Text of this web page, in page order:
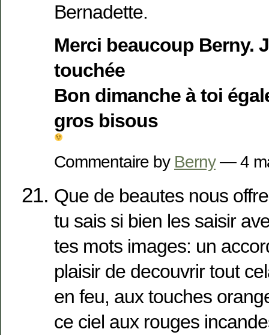
Bernadette.
Merci beaucoup Berny.
touchée
Bon dimanche à toi
gros bisous
Commentaire by Berny— 4
Que de beautes nous
tu sais si bien les saisir
tes mots images: un
plaisir de decouvrir tout
en feu, aux touches
ce ciel aux rouges